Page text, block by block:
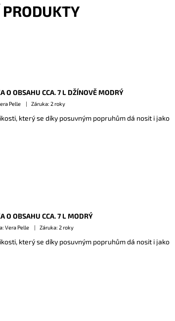
O OBSAHU CCA. 7 L DŽÍNOVĚ MODRÝ
Pelle Záruka: 2 roky
který se díky posuvným popruhům dá nosit i jako
O OBSAHU CCA. 7 L MODRÝ
Vera Pelle Záruka: 2 roky
který se díky posuvným popruhům dá nosit i jako